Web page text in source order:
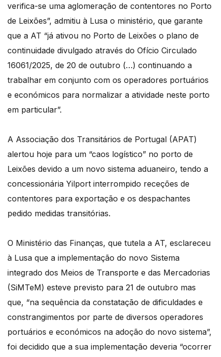
verifica-se uma aglomeração de contentores no Porto
de Leixões”, admitiu à Lusa o ministério, que garante
que a AT “já ativou no Porto de Leixões o plano de
continuidade divulgado através do Ofício Circulado
16061/2025, de 20 de outubro (…) continuando a
trabalhar em conjunto com os operadores portuários
e económicos para normalizar a atividade neste porto
em particular”.
A Associação dos Transitários de Portugal (APAT)
alertou hoje para um “caos logístico” no porto de
Leixões devido a um novo sistema aduaneiro, tendo a
concessionária Yilport interrompido receções de
contentores para exportação e os despachantes
pedido medidas transitórias.
O Ministério das Finanças, que tutela a AT, esclareceu
à Lusa que a implementação do novo Sistema
integrado dos Meios de Transporte e das Mercadorias
(SiMTeM) esteve previsto para 21 de outubro mas
que, “na sequência da constatação de dificuldades e
constrangimentos por parte de diversos operadores
portuários e económicos na adoção do novo sistema”,
foi decidido que a sua implementação deveria “ocorrer